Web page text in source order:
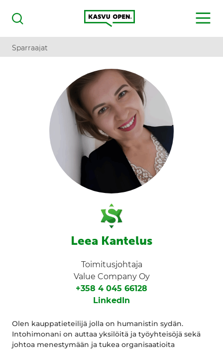
Haku
Kasvu Open
MENU
Sparraajat
Leea Kantelus
Toimitusjohtaja
Value Company Oy
+358 4 045 66128
LinkedIn
Olen kauppatieteilijä jolla on humanistin sydän.
Intohimonani on auttaa yksilöitä ja työyhteisöjä sekä
johtoa menestymään ja tukea organisaatioita